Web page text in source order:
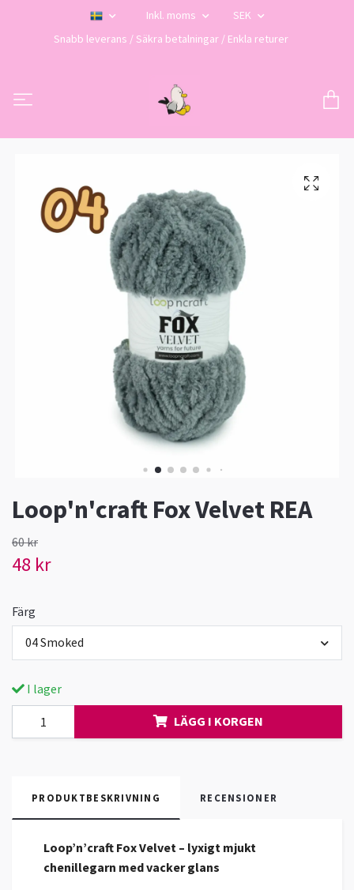
Inkl. moms
SEK
Snabb leverans / Säkra betalningar / Enkla returer
Loop'n'craft Fox Velvet REA
60 kr
48 kr
Färg
04 Smoked
I lager
LÄGG I KORGEN
PRODUKTBESKRIVNING RECENSIONER
Loop’n’craft Fox Velvet – lyxigt mjukt
chenillegarn med vacker glans